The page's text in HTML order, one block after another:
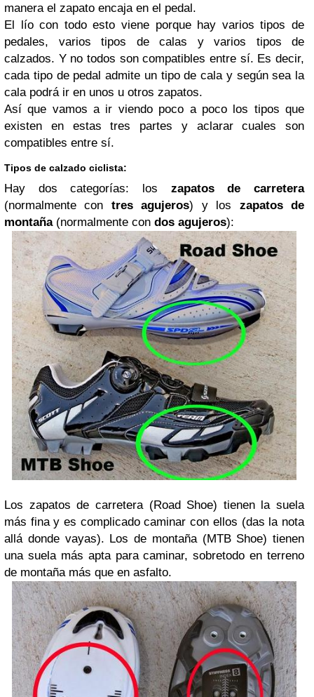
manera el zapato encaja en el pedal.
El lío con todo esto viene porque hay varios tipos de
pedales, varios tipos de calas y varios tipos de
calzados. Y no todos son compatibles entre sí. Es decir,
cada tipo de pedal admite un tipo de cala y según sea la
cala podrá ir en unos u otros zapatos.
Así que vamos a ir viendo poco a poco los tipos que
existen en estas tres partes y aclarar cuales son
compatibles entre sí.
Tipos de calzado ciclista:
Hay dos categorías: los zapatos de carretera
(normalmente con tres agujeros) y los zapatos de
montaña(normalmente con dos agujeros):
Los zapatos de carretera (Road Shoe) tienen la suela
más fina y es complicado caminar con ellos (das la nota
allá donde vayas). Los de montaña (MTB Shoe) tienen
una suela más apta para caminar, sobretodo en terreno
de montaña más que en asfalto.